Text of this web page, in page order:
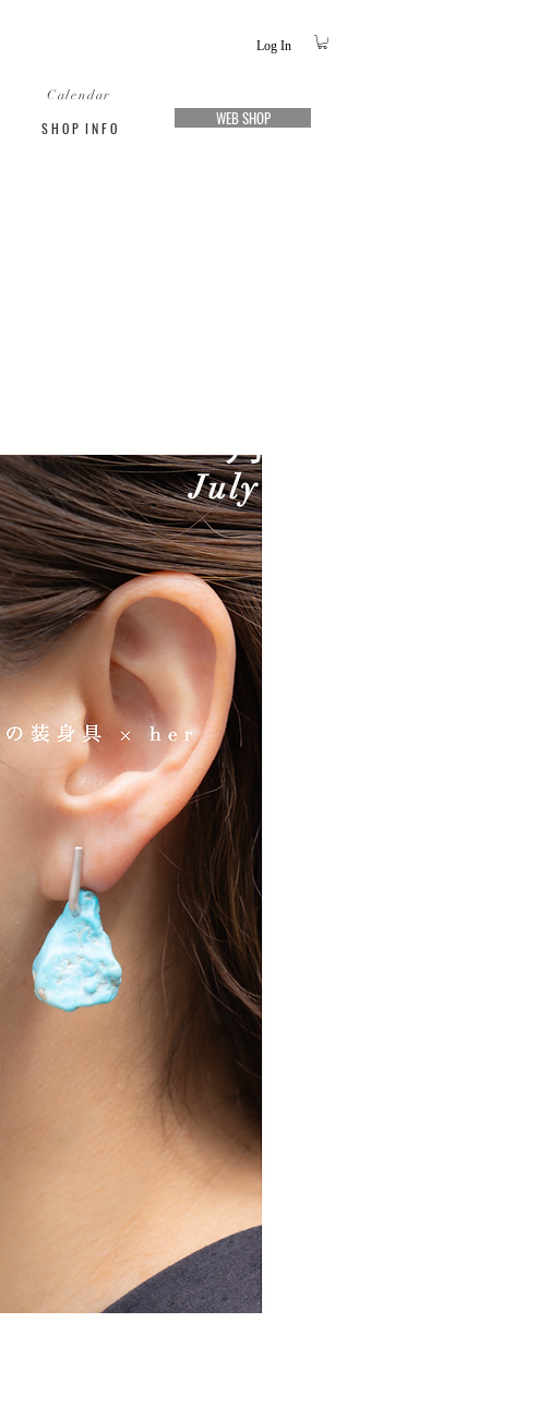
Log In
Calendar
S H O P I N F O WEB SHOP
July
​月​